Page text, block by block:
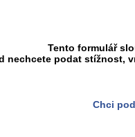
Tento formulář
nechcete podat stížnost,
Chci